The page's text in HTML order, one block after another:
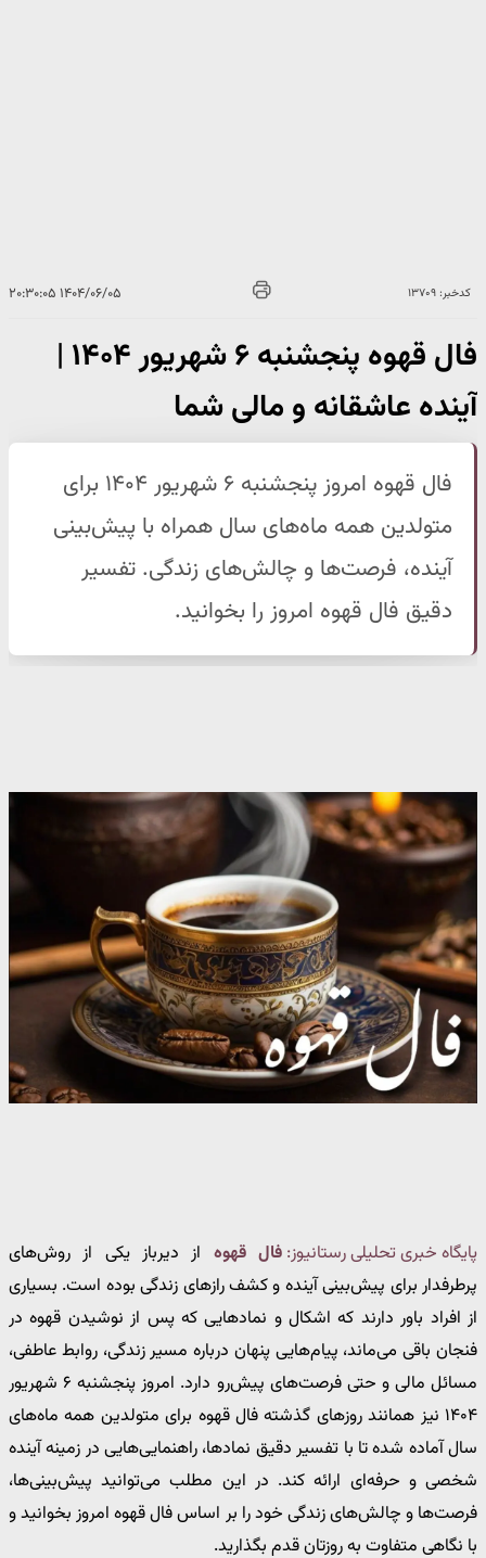
کدخبر: ۱۳۷۰۹ ۱۴۰۴/۰۶/۰۵ ۲۰:۳۰:۰۵
فال قهوه پنجشنبه ۶ شهریور ۱۴۰۴ |
آینده عاشقانه و مالی شما
فال قهوه امروز پنجشنبه ۶ شهریور ۱۴۰۴ برای
متولدین همه ماه‌های سال همراه با پیش‌بینی
آینده، فرصت‌ها و چالش‌های زندگی. تفسیر
دقیق فال قهوه امروز را بخوانید.
پایگاه خبری تحلیلی رستانیوز: فال قهوه از دیرباز یکی از روش‌های
پرطرفدار برای پیش‌بینی آینده و کشف رازهای زندگی بوده است. بسیاری
از افراد باور دارند که اشکال و نمادهایی که پس از نوشیدن قهوه در
فنجان باقی می‌ماند، پیام‌هایی پنهان درباره مسیر زندگی، روابط عاطفی،
مسائل مالی و حتی فرصت‌های پیش‌رو دارد. امروز پنجشنبه ۶ شهریور
۱۴۰۴ نیز همانند روزهای گذشته فال قهوه برای متولدین همه ماه‌های
سال آماده شده تا با تفسیر دقیق نمادها، راهنمایی‌هایی در زمینه آینده
شخصی و حرفه‌ای ارائه کند. در این مطلب می‌توانید پیش‌بینی‌ها،
فرصت‌ها و چالش‌های زندگی خود را بر اساس فال قهوه امروز بخوانید و
با نگاهی متفاوت به روزتان قدم بگذارید.